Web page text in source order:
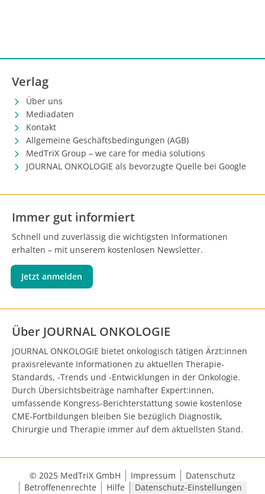
Verlag
Über uns
Mediadaten
Kontakt
Allgemeine Geschäftsbedingungen (AGB)
MedTriX Group – we care for media solutions
JOURNAL ONKOLOGIE als bevorzugte Quelle bei Google
Immer gut informiert
Schnell und zuverlässig die wichtigsten Informationen
erhalten – mit unserem kostenlosen Newsletter.
Jetzt anmelden
Über JOURNAL ONKOLOGIE
JOURNAL ONKOLOGIE bietet onkologisch tätigen Ärzt:innen
praxisrelevante Informationen zu aktuellen Therapie-
Standards, -Trends und -Entwicklungen in der Onkologie.
Durch Übersichtsbeiträge namhafter Expert:innen,
umfassende Kongress-Berichterstattung sowie kostenlose
CME-Fortbildungen bleiben Sie bezüglich Diagnostik,
Chirurgie und Therapie immer auf dem aktuellsten Stand.
© 2025 MedTriX GmbH Impressum
Datenschutz
Betroffenenrechte
Hilfe Datenschutz-Einstellungen